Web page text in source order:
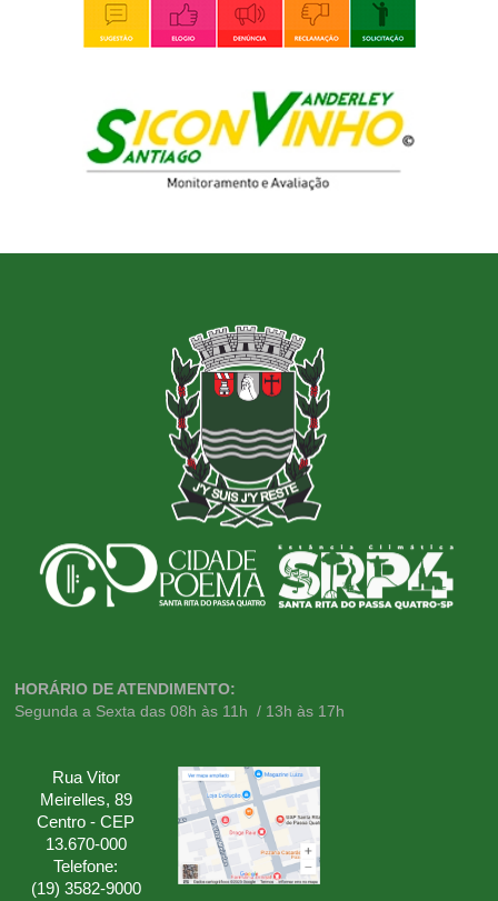
HORÁRIO DE ATENDIMENTO:
Segunda a Sexta das 08h às 11h / 13h às 17h
Rua Vitor
Meirelles, 89
Centro - CEP
13.670-000
Telefone:
(19) 3582-9000